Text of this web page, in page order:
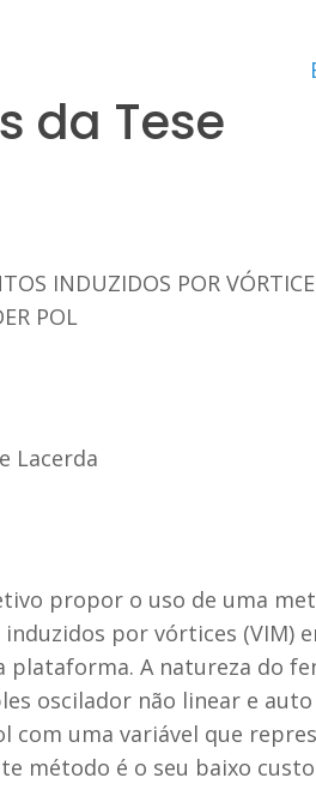
da Tese
INDUZIDOS POR
POL
Lacerda
propor o uso de uma
por vórtices (VIM)
plataforma. A natureza do
oscilador não linear e
com uma variável que
método é o seu baixo